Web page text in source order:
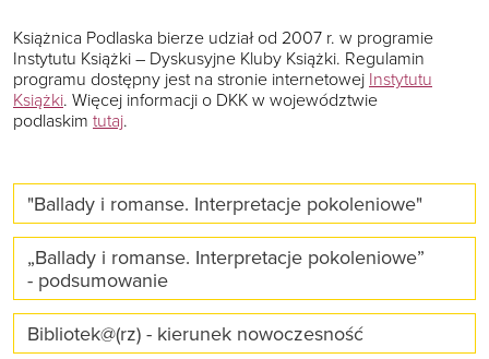
Książnica Podlaska bierze udział od 2007 r. w programie
Instytutu Książki – Dyskusyjne Kluby Książki. Regulamin
programu dostępny jest na stronie internetowej Instytutu
Książki. Więcej informacji o DKK w województwie
podlaskim tutaj.
"Ballady i romanse. Interpretacje pokoleniowe"
„Ballady i romanse. Interpretacje pokoleniowe”
- podsumowanie
Bibliotek@(rz) - kierunek nowoczesność